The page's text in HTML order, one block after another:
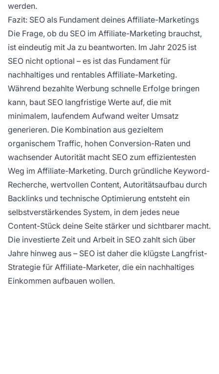
werden.
Fazit: SEO als Fundament deines Affiliate-Marketings
Die Frage, ob du SEO im Affiliate-Marketing brauchst,
ist eindeutig mit Ja zu beantworten. Im Jahr 2025 ist
SEO nicht optional – es ist das Fundament für
nachhaltiges und rentables Affiliate-Marketing.
Während bezahlte Werbung schnelle Erfolge bringen
kann, baut SEO langfristige Werte auf, die mit
minimalem, laufendem Aufwand weiter Umsatz
generieren. Die Kombination aus gezieltem
organischem Traffic, hohen Conversion-Raten und
wachsender Autorität macht SEO zum effizientesten
Weg im Affiliate-Marketing. Durch gründliche Keyword-
Recherche, wertvollen Content, Autoritätsaufbau durch
Backlinks und technische Optimierung entsteht ein
selbstverstärkendes System, in dem jedes neue
Content-Stück deine Seite stärker und sichtbarer macht.
Die investierte Zeit und Arbeit in SEO zahlt sich über
Jahre hinweg aus – SEO ist daher die klügste Langfrist-
Strategie für Affiliate-Marketer, die ein nachhaltiges
Einkommen aufbauen wollen.